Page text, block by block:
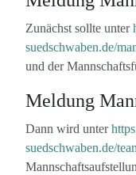
Zunächst sollte unter
suedschwaben.de/
und der
Meldung
Dann wird unter
suedschwaben.de/